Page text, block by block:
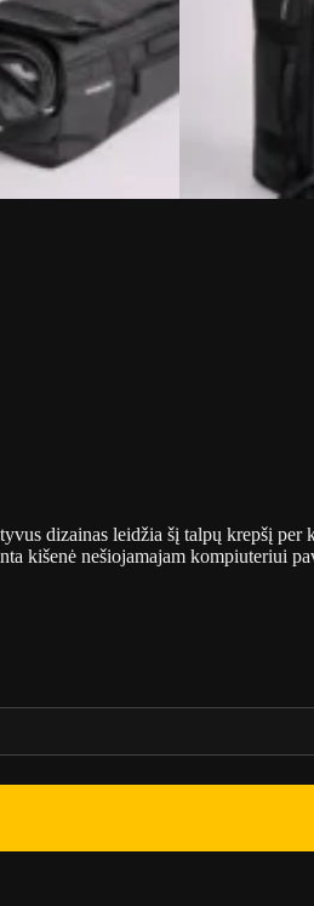
dizainas leidžia šį talpų krepšį per
kišenė nešiojamajam kompiuteriui